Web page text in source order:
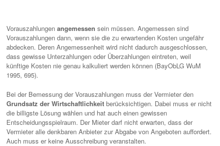
Vorauszahlungen angemessen sein müssen. Angemessen sind
Vorauszahlungen dann, wenn sie die zu erwartenden Kosten ungefähr
abdecken. Deren Angemessenheit wird nicht dadurch ausgeschlossen,
dass gewisse Unterzahlungen oder Überzahlungen eintreten, weil
künftige Kosten nie genau kalkuliert werden können (BayObLG WuM
1995, 695).
Bei der Bemessung der Vorauszahlungen muss der Vermieter den
Grundsatz der Wirtschaftlichkeit berücksichtigen. Dabei muss er nicht
die billigste Lösung wählen und hat auch einen gewissen
Entscheidungsspielraum. Der Mieter darf nicht erwarten, dass der
Vermieter alle denkbaren Anbieter zur Abgabe von Angeboten auffordert.
Auch muss er keine Ausschreibung veranstalten.